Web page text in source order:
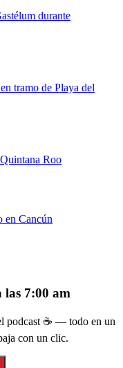
durante
tramo de Playa del
Roo
en Cancún
las 7:00 am
podcast ☕ — todo en un
con un clic.